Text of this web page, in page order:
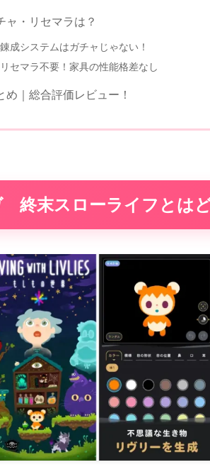
ャ・リセマラは？
錬成システムはガチャじゃない！
リセマラ不要！家具の性能格差なし
め｜総合評価レビュー！
終末スローライフとは